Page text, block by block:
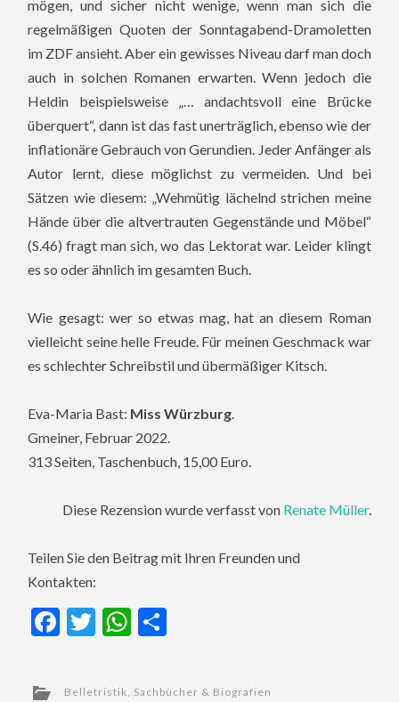
mögen, und sicher nicht wenige, wenn man sich die
regelmäßigen Quoten der Sonntagabend-Dramoletten
im ZDF ansieht. Aber ein gewisses Niveau darf man doch
auch in solchen Romanen erwarten. Wenn jedoch die
Heldin beispielsweise „… andachtsvoll eine Brücke
überquert“, dann ist das fast unerträglich, ebenso wie der
inflationäre Gebrauch von Gerundien. Jeder Anfänger als
Autor lernt, diese möglichst zu vermeiden. Und bei
Sätzen wie diesem: „Wehmütig lächelnd strichen meine
Hände über die altvertrauten Gegenstände und Möbel“
(S.46) fragt man sich, wo das Lektorat war. Leider klingt
es so oder ähnlich im gesamten Buch.
Wie gesagt: wer so etwas mag, hat an diesem Roman
vielleicht seine helle Freude. Für meinen Geschmack war
es schlechter Schreibstil und übermäßiger Kitsch.
Eva-Maria Bast: Miss Würzburg.
Gmeiner, Februar 2022.
313 Seiten, Taschenbuch, 15,00 Euro.
Diese Rezension wurde verfasst von Renate Müller.
Teilen Sie den Beitrag mit Ihren Freunden und
Kontakten:
Facebook
TwitterWhatsApp
Belletristik Sachbücher & Biografien